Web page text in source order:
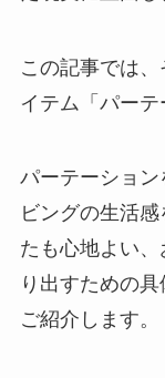
この記事では
イテム「パーテ
パーテーション
ビングの生活
たも心地よい
り出すための
ご紹介します。